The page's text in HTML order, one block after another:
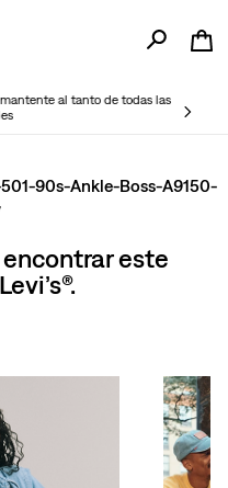
al tanto de todas las
90s-Ankle-Boss-A9150-
este